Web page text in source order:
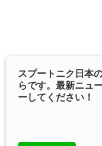
スプートニク日本
らです。最新ニュ
ーしてください！